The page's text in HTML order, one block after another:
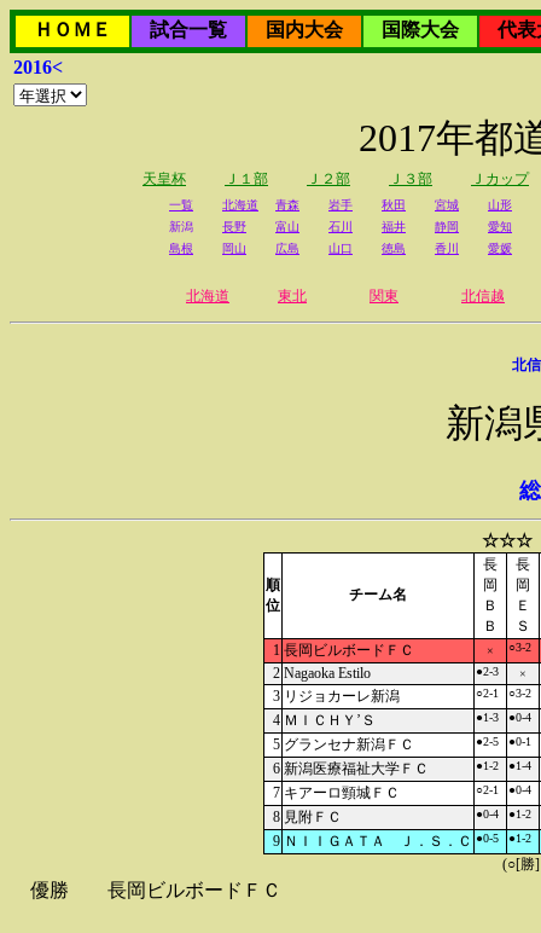
ＨＯＭＥ 試合一覧 国内大会 国際大会
代表
2016<
2017年都
天皇杯 Ｊ１部 Ｊ２部 Ｊ３部 Ｊカップ
一覧 北海道 青森 岩手 秋田 宮城
山形
新潟
長野 富山 石川 福井 静岡
愛知
島根
岡山 広島 山口 徳島 香川 愛媛
北海道 東北 関東 北信越
北
新潟
☆☆☆
順
位
チーム名
長
岡
Ｂ
Ｂ
長
岡
Ｅ
Ｓ
1 長岡ビルボードＦＣ × ○3-2
2 Nagaoka Estilo ●2-3 ×
3 リジョカーレ新潟 ○2-1 ○3-2
4 ＭＩＣＨＹ’Ｓ ●1-3 ●0-4
5 グランセナ新潟ＦＣ ●2-5 ●0-1
6 新潟医療福祉大学ＦＣ ●1-2 ●1-4
7 キアーロ頸城ＦＣ ○2-1 ●0-4
8 見附ＦＣ ●0-4 ●1-2
9 ＮＩＩＧＡＴＡ Ｊ．Ｓ．Ｃ ●0-5 ●1-2
(○[勝
優勝 長岡ビルボードＦＣ